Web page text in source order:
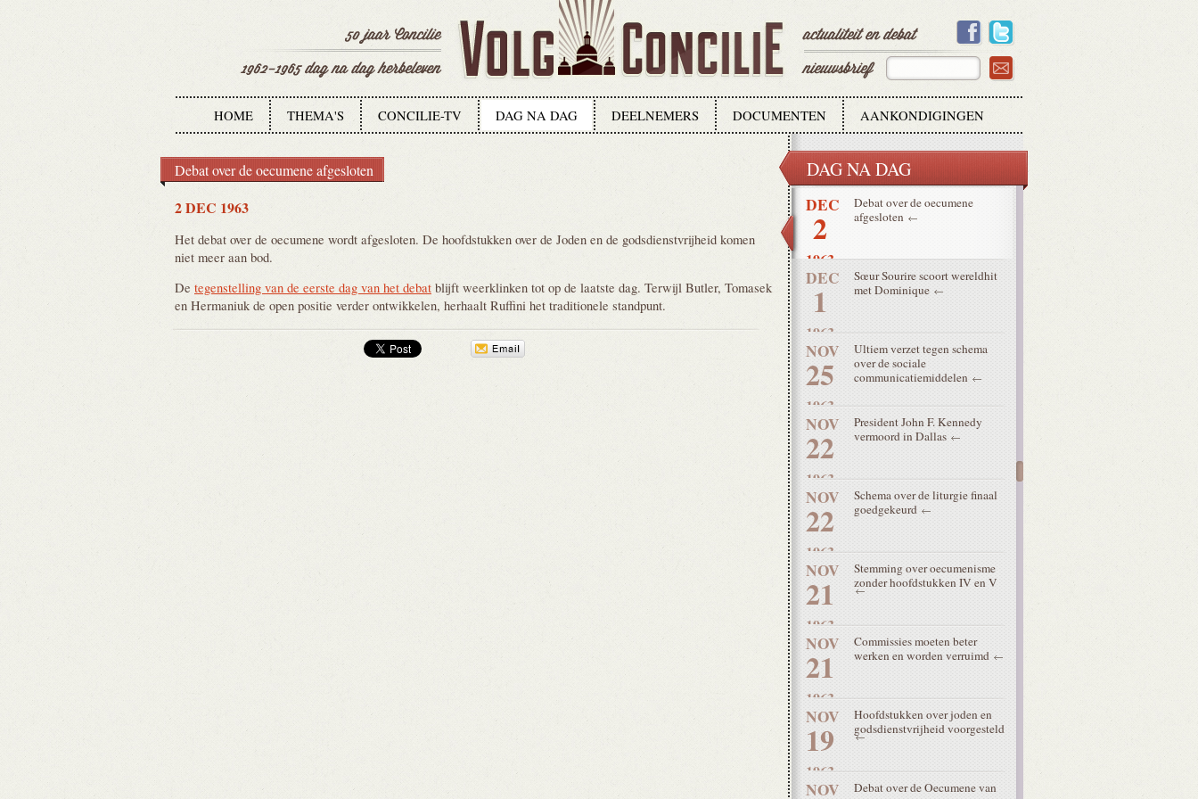
HOME THEMA'S CONCILIE-TV DAG NA DAG DEELNEMERS DOCUMENTEN AANKONDIGINGEN
Debat over de oecumene afgesloten
2 DEC 1963
Het debat over de oecumene wordt afgesloten. De hoofdstukken over de Joden en de godsdienstvrijheid komen
niet meer aan bod.
De tegenstelling van de eerste dag van het debat blijft weerklinken tot op de laatste dag. Terwijl Butler, Tomasek
en Hermaniuk de open positie verder ontwikkelen, herhaalt Ruffini het traditionele standpunt.
DAG NA DAG
1963
DEC
12
1963
Kenia eindelijk onafhankelijk
DEC
4
1963
Eerste Concilieresultaten
DEC
2
1963
Debat over de oecumene
afgesloten
DEC
1
1963
Sœur Sourire scoort wereldhit
met Dominique
NOV
25
1963
Ultiem verzet tegen schema
over de sociale
communicatiemiddelen
NOV
22
1963
President John F. Kennedy
vermoord in Dallas
NOV
22
1963
Schema over de liturgie finaal
goedgekeurd
NOV
21
1963
Stemming over oecumenisme
zonder hoofdstukken IV en V
NOV
21
1963
Commissies moeten beter
werken en worden verruimd
NOV
19
1963
Hoofdstukken over joden en
godsdienstvrijheid voorgesteld
NOV
Debat over de Oecumene van